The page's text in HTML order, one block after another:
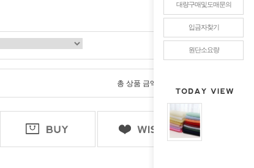
대량구매및도매문의
입금자찾기
원단소요량
총 상품 금액